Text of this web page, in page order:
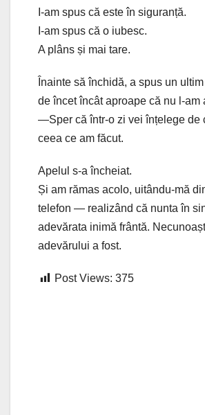
I-am spus că este în siguranță.
I-am spus că o iubesc.
A plâns și mai tare.
Înainte să închidă, a spus un
de încet încât aproape că nu l-am
—Sper că într-o zi vei înțelege de
ceea ce am făcut.
Apelul s-a încheiat.
Și am rămas acolo, uitându-mă
telefon — realizând că nunta în
adevărata inimă frântă.
adevărului a fost.
Post Views: 375